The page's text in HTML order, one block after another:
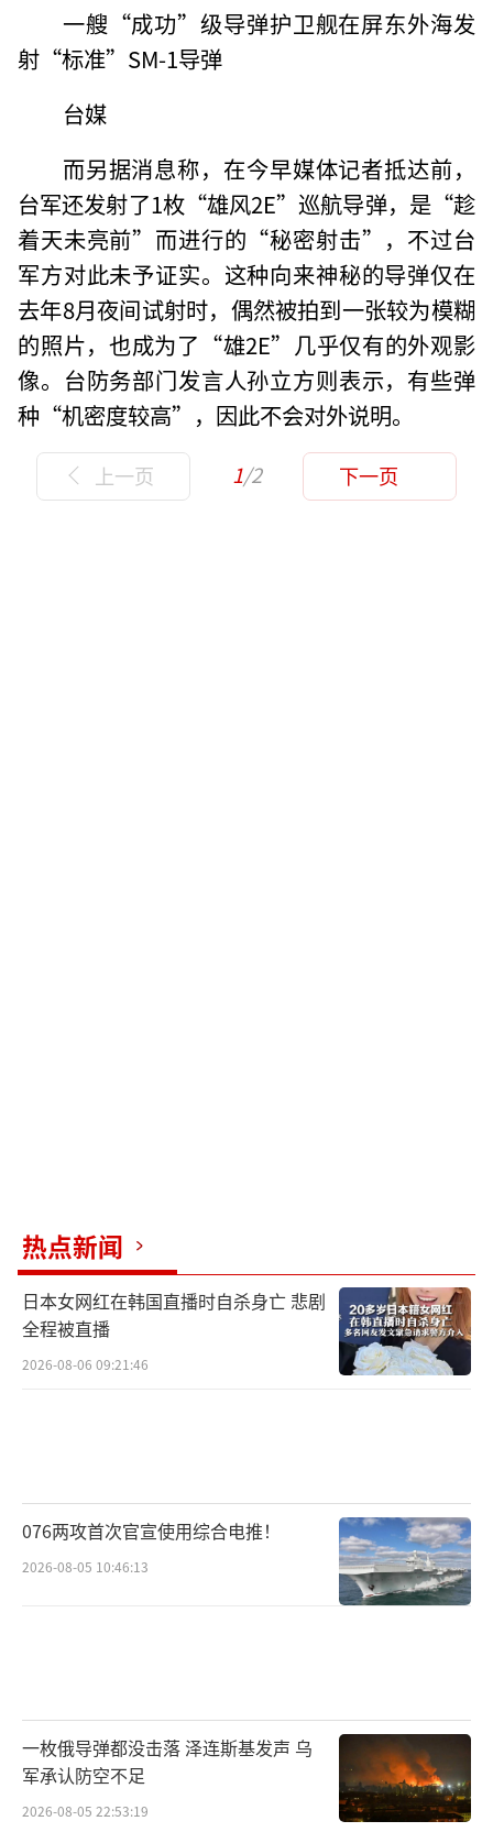
一艘“成功”级导弹护卫舰在屏东外海发
射“标准”SM-1导弹
台媒
而另据消息称，在今早媒体记者抵达前，
台军还发射了1枚“雄风2E”巡航导弹，是“趁
着天未亮前”而进行的“秘密射击”，不过台
军方对此未予证实。这种向来神秘的导弹仅在
去年8月夜间试射时，偶然被拍到一张较为模糊
的照片，也成为了“雄2E”几乎仅有的外观影
像。台防务部门发言人孙立方则表示，有些弹
种“机密度较高”，因此不会对外说明。
上一页 1/2 下一页
热点新闻
日本女网红在韩国直播时自杀身亡 悲剧
全程被直播
2026-08-06 09:21:46
076两攻首次官宣使用综合电推！
2026-08-05 10:46:13
一枚俄导弹都没击落 泽连斯基发声 乌
军承认防空不足
2026-08-05 22:53:19